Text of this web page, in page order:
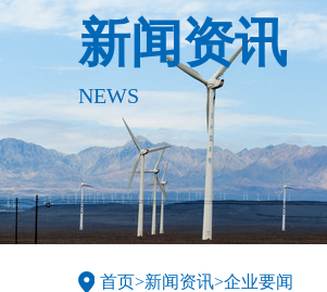
新闻资讯
NEWS
首页>新闻资讯>企业要闻